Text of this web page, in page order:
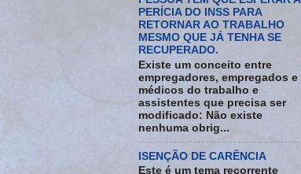
PERÍCIA DO INSS PARA
RETORNAR AO TRABALHO
MESMO QUE JÁ TENHA SE
RECUPERADO.
Existe um conceito entre
empregadores, empregados e
médicos do trabalho e
assistentes que precisa ser
modificado: Não existe
nenhuma obrig...
ISENÇÃO DE CARÊNCIA
Este é um tema recorrente